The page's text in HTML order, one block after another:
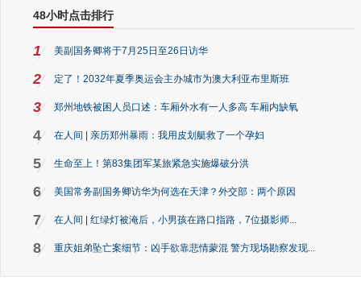
48小时点击排行
1 美副国务卿将于7月25日至26日访华
2 定了！2032年夏季奥运会主办城市为澳大利亚布里斯班
3 郑州地铁被困人员口述：车厢外水有一人多高 车厢内缺氧
4 在人间 | 亲历郑州暴雨：我用皮划艇救了一个孕妇
5 生命至上！第83集团军某旅紧急实施爆破分洪
6 美国常务副国务卿访华为何选在天津？外交部：两个原因
7 在人间 | 红绿灯被淹后，小男孩在路口指路，7位摄影师...
8 重庆姐弟坠亡案细节：凶手欲靠悲情蒙混 警方现场勘察发现...